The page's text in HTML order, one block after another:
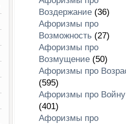
Воздержание(36)
Афоризмы про
Возможность (27)
Афоризмы про
Возмущение(50)
Афоризмы про
(595)
Афоризмы про Войну
(401)
Афоризмы про